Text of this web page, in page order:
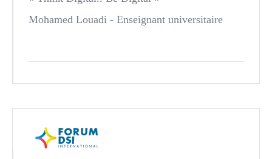
Mohamed Louadi - Enseignant universitaire